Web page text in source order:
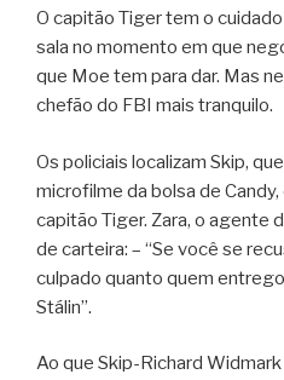
O capitão Tiger tem o
sala no momento em que
que Moe tem para dar. Mas
chefão do FBI mais tranquilo.
Os policiais localizam Skip,
microfilme da bolsa de Candy,
capitão Tiger. Zara, o agente
de carteira: – “Se você se
culpado quanto quem
Stálin”.
Ao que Skip-Richard